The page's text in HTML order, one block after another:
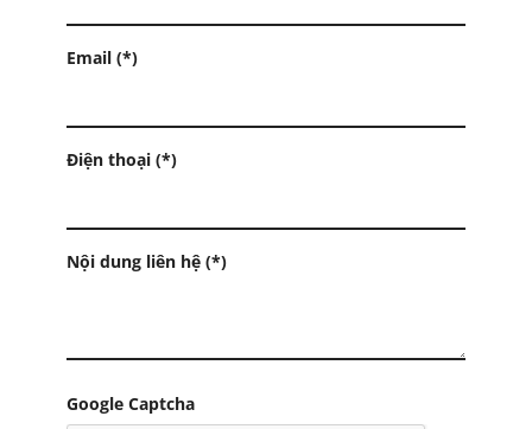
Email (*)
Điện thoại (*)
Nội dung liên hệ (*)
Google Captcha